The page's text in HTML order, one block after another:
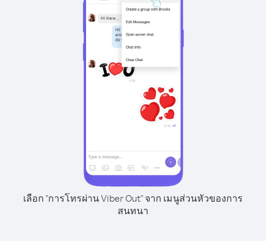
เลือก "การโทรผ่าน Viber Out" จาก เมนูส่วนหัวของการ
สนทนา